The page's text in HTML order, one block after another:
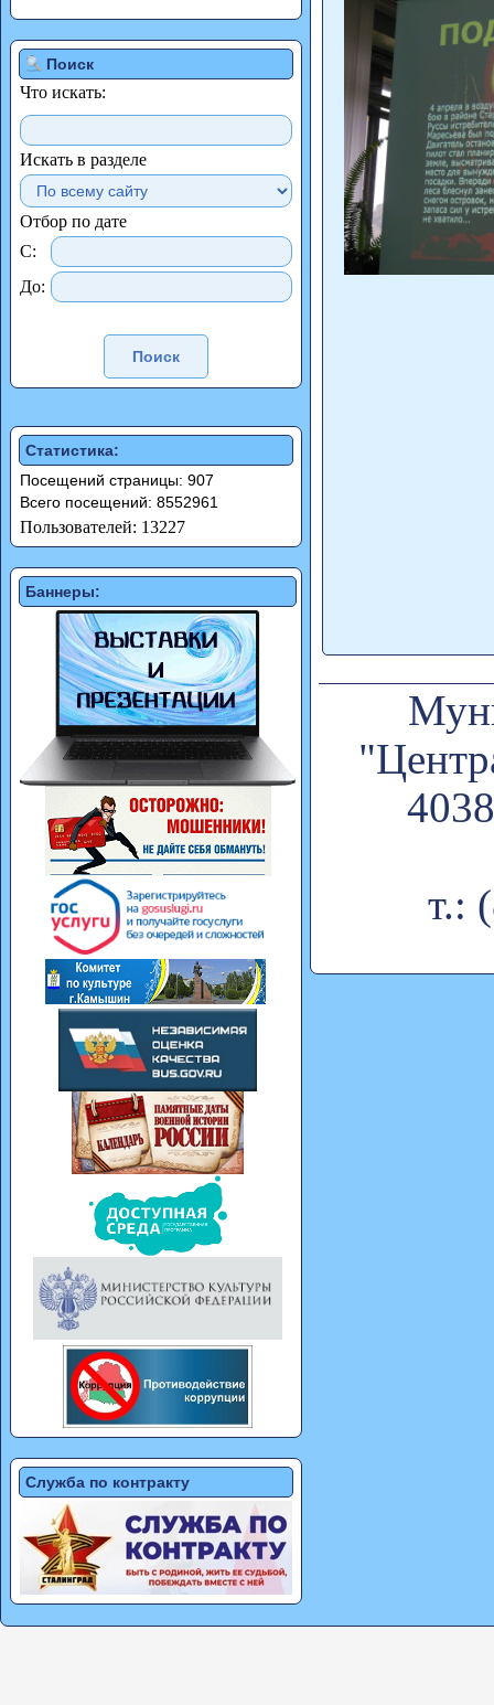
Поиск
Что искать:
Искать в разделе
Отбор по дате
С:
До:
Статистика:
Посещений страницы: 907
Всего посещений: 8552961
Пользователей: 13227
Баннеры:
Служба по контракту
т.: